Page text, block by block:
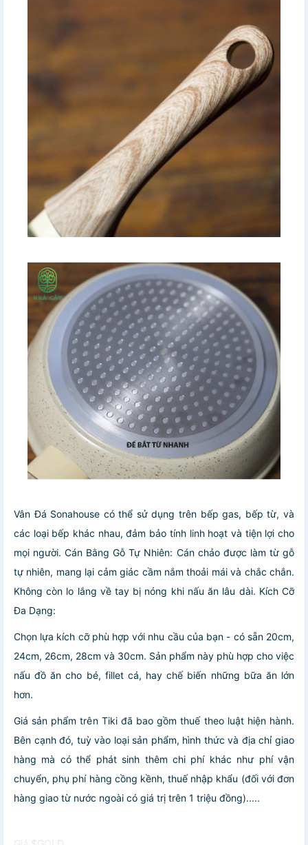
Vân Đá Sonahouse có thể sử dụng trên bếp gas, bếp từ, và
các loại bếp khác nhau, đảm bảo tính linh hoạt và tiện lợi cho
mọi người. Cán Bằng Gỗ Tự Nhiên: Cán chảo được làm từ gỗ
tự nhiên, mang lại cảm giác cầm nắm thoải mái và chắc chắn.
Không còn lo lắng về tay bị nóng khi nấu ăn lâu dài. Kích Cỡ
Đa Dạng:
Chọn lựa kích cỡ phù hợp với nhu cầu của bạn - có sẵn 20cm,
24cm, 26cm, 28cm và 30cm. Sản phẩm này phù hợp cho việc
nấu đồ ăn cho bé, fillet cá, hay chế biến những bữa ăn lớn
hơn.
Giá sản phẩm trên Tiki đã bao gồm thuế theo luật hiện hành.
Bên cạnh đó, tuỳ vào loại sản phẩm, hình thức và địa chỉ giao
hàng mà có thể phát sinh thêm chi phí khác như phí vận
chuyển, phụ phí hàng cồng kềnh, thuế nhập khẩu (đối với đơn
hàng giao từ nước ngoài có giá trị trên 1 triệu đồng).....